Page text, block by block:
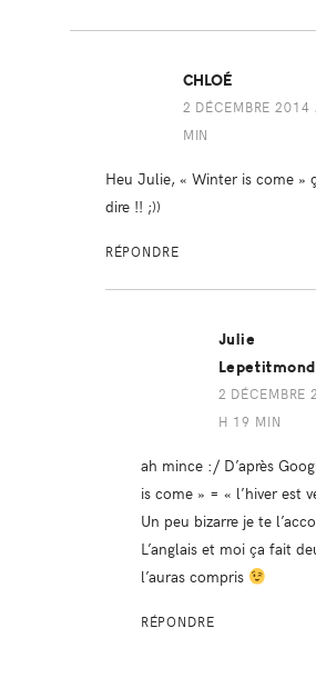
CHLOÉ
2 DÉCEMBRE
MIN
Heu Julie, « Winter is come »
dire !! ;))
RÉPONDRE
Julie
2 DÉCEMBRE
H 19 MIN
ah mince :/ D’après
is come » = « l’hiver est
Un peu bizarre je te
L’anglais et moi ça fait
l’auras compris
RÉPONDRE